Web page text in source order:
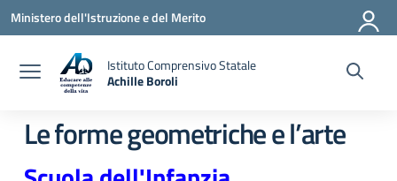
Vai ai contenuti
Vai al menu di navigazione
Vai al footer
Ministero dell'Istruzione e del Merito
Istituto Comprensivo Statale
Achille Boroli
Le forme geometriche e l’arte